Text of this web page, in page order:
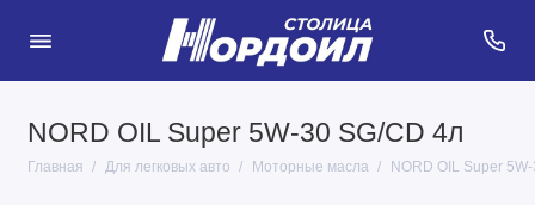
NORD OIL Super 5W-30 SG/CD 4л
Главная Для легковых авто Моторные масла NORD OIL Super